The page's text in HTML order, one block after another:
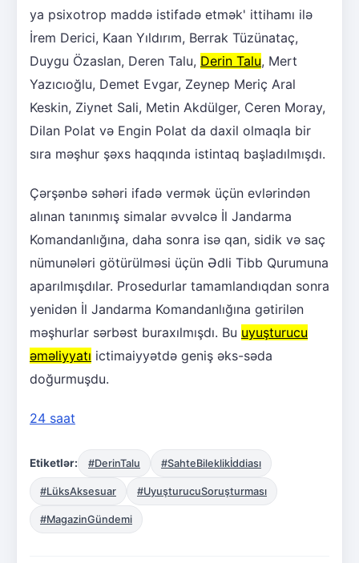
ya psixotrop maddə istifadə etmək' ittihamı ilə
İrem Derici, Kaan Yıldırım, Berrak Tüzünataç,
Duygu Özaslan, Deren Talu, Derin Talu, Mert
Yazıcıoğlu, Demet Evgar, Zeynep Meriç Aral
Keskin, Ziynet Sali, Metin Akdülger, Ceren Moray,
Dilan Polat və Engin Polat da daxil olmaqla bir
sıra məşhur şəxs haqqında istintaq başladılmışdı.
Çərşənbə səhəri ifadə vermək üçün evlərindən
alınan tanınmış simalar əvvəlcə İl Jandarma
Komandanlığına, daha sonra isə qan, sidik və saç
nümunələri götürülməsi üçün Ədli Tibb Qurumuna
aparılmışdılar. Prosedurlar tamamlandıqdan sonra
yenidən İl Jandarma Komandanlığına gətirilən
məşhurlar sərbəst buraxılmışdı. Bu uyuşturucu
əməliyyatı ictimaiyyətdə geniş əks-səda
doğurmuşdu.
24 saat
Etiketlər: #DerinTalu #SahteBileklikİddiası
#LüksAksesuar #UyuşturucuSoruşturması
#MagazinGündemi